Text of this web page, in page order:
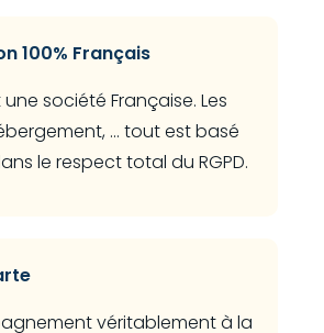
100% Français
une société Française. Les
... tout est basé
le respect total du RGPD.
véritablement à la